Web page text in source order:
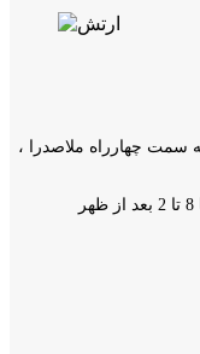
سمت چهارراه ملاصدرا ،